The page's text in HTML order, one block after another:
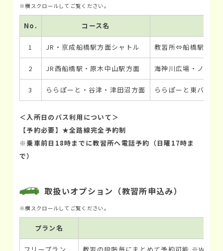
No. コース名
1 JR・京成船橋駅方面シャトル 教習所⇔船橋駅間直
2 JR西船橋駅・原木中山駅方面 海神川広場・ノザワ
3 ららぽーと・谷津・津田沼方面 ららぽーと東バス停
＜入所日のバス利用について＞
【予約必要】★全路線完全予約制
※乗車前日18時までに教習所へ電話予約（日曜17時ま
で）
取扱いオプション（教習所申込み）
プラン名